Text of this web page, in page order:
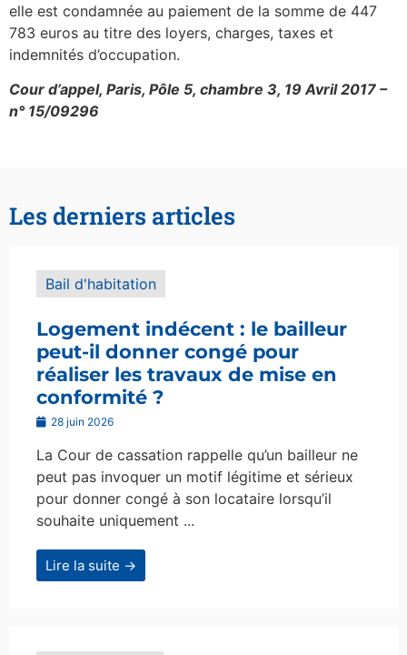
elle est condamnée au paiement de la somme de 447
783 euros au titre des loyers, charges, taxes et
indemnités d’occupation.
Cour d’appel, Paris, Pôle 5, chambre 3, 19 Avril 2017 –
n° 15/09296
Les derniers articles
Bail d'habitation
Logement indécent : le bailleur
peut-il donner congé pour
réaliser les travaux de mise en
conformité ?
28 juin 2026
La Cour de cassation rappelle qu’un bailleur ne
peut pas invoquer un motif légitime et sérieux
pour donner congé à son locataire lorsqu’il
souhaite uniquement ...
Lire la suite →